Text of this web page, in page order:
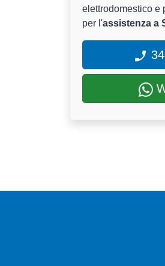
elettrodomestico e
per l'assistenza a